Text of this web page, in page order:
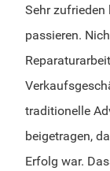
Sehr zufrieden
passieren.
traditionelle
beigetragen,
Erfolg war.